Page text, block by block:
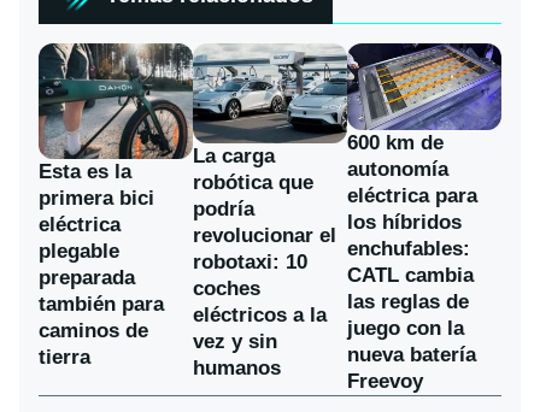
Esta es la
primera bici
eléctrica
plegable
preparada
también para
caminos de
tierra
La carga
robótica que
podría
revolucionar el
robotaxi: 10
coches
eléctricos a la
vez y sin
humanos
600 km de
autonomía
eléctrica para
los híbridos
enchufables:
CATL cambia
las reglas de
juego con la
nueva batería
Freevoy